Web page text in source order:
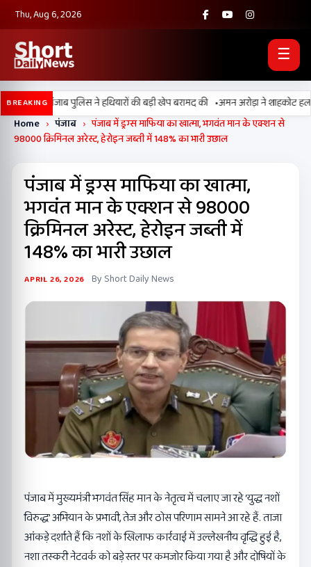
Thu, Aug 6, 2026
☰
BREAKING
BSF और पंजाब पुलिस ने हथियारों की बड़ी खेप बरामद की •अमन अरोड़ा ने शाहकोट हलके
Home › पंजाब › पंजाब में ड्रग्स माफिया का खात्मा, भगवंत मान के एक्शन से
98000 क्रिमिनल अरेस्ट, हेरोइन जब्ती में 148% का भारी उछाल
पंजाब में ड्रग्स माफिया का खात्मा,
भगवंत मान के एक्शन से 98000
क्रिमिनल अरेस्ट, हेरोइन जब्ती में
148% का भारी उछाल
APRIL 26, 2026 By Short Daily News
पंजाब में मुख्यमंत्री भगवंत सिंह मान के नेतृत्व में चलाए जा रहे ‘युद्ध नशों
विरुद्ध’ अभियान के प्रभावी, तेज और ठोस परिणाम सामने आ रहे हैं. ताजा
आंकड़े दर्शाते हैं कि नशों के खिलाफ कार्रवाई में उल्लेखनीय वृद्धि हुई है,
नशा तस्करी नेटवर्क को बड़े स्तर पर कमजोर किया गया है और दोषियों के